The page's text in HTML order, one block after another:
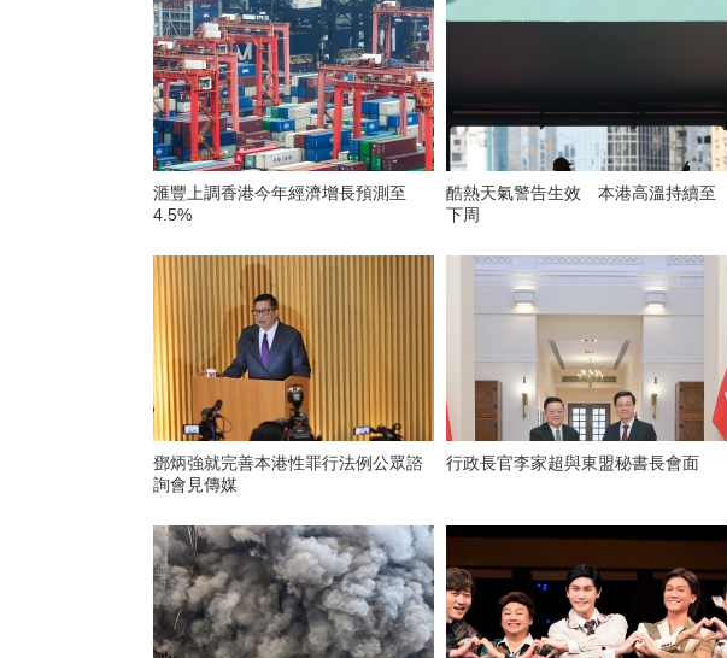
滙豐上調香港今年經濟增長預測至
4.5%
酷熱天氣警告生效 本港高溫持續至
下周
鄧炳強就完善本港性罪行法例公眾諮
詢會見傳媒
行政長官李家超與東盟秘書長會面